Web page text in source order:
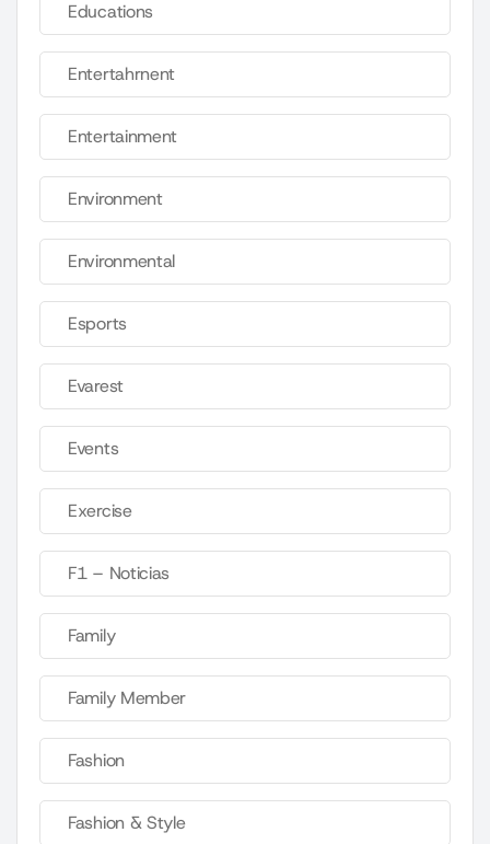
Educations
Entertahrnent
Entertainment
Environment
Environmental
Esports
Evarest
Events
Exercise
F1 – Noticias
Family
Family Member
Fashion
Fashion & Style